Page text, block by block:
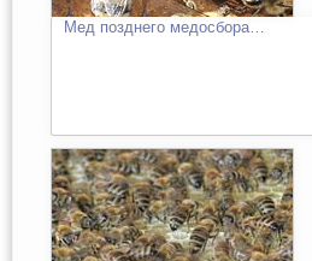
Мед позднего медосбора…